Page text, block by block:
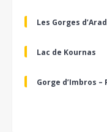
Les Gorges
Lac de Kournas
Gorge d’Imbros